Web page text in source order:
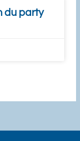
du party